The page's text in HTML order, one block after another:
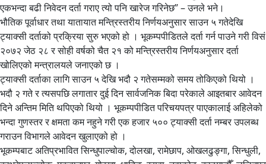
एकभन्दा बढी निवेदन दर्ता गराए त्यो पनि खारेज गरिनेछ” – उनले भने।
भौतिक पूर्वाधार तथा यातायात मन्त्रिस्तरीय निर्णयअनुसार साउन ५ गतेदेखि
ट्याक्सी दर्ताको प्रक्रिया सुरु भएको हो । भूकम्पपीडितले दर्ता गर्न पाउने गरी विसं
२०७२ जेठ २८ र सोही वर्षको चैत २१ को मन्त्रिस्तरीय निर्णयअनुसार दर्ता
खोलिएको मन्त्रालयले जनाएको छ ।
ट्याक्सी दर्ताका लागि साउन ५ देखि भदौ २ गतेसम्मको समय तोकिएको थियो ।
भदौ २ गते र त्यसपछि लगातार दुई दिन सार्वजनिक बिदा परेकाले आइतबार आवेदन
दिने अन्तिम मिति थपिएको थियो । भूकम्पपीडित परिचयपत्र पाएकालाई अहिलेको
भन्दा गुणस्तर र क्षमता कम नहुने गरी एक हजार ५०० ट्याक्सी दर्ता नम्बर उपलब्ध
गराउन विभागले आवेदन खुलाएको हो ।
भूकम्पबाट अतिप्रभावित सिन्धुपाल्चोक, दोलखा, रामेछाप, ओखलढुङ्गा, सिन्धुली,